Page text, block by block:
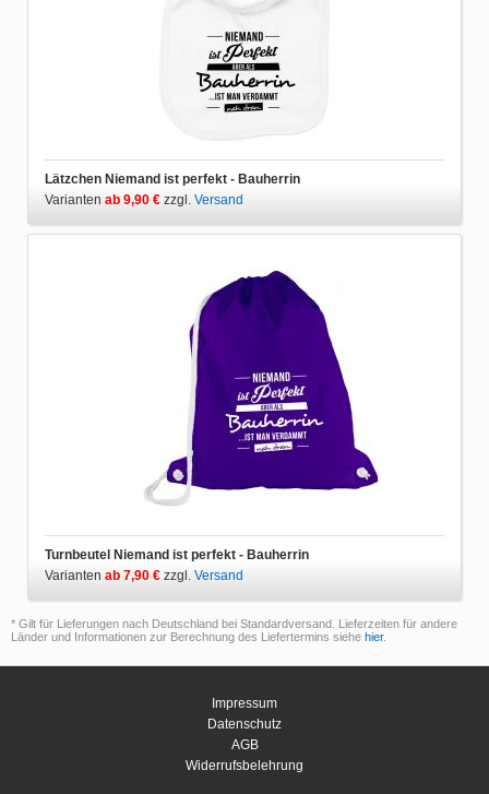
Lätzchen Niemand ist perfekt - Bauherrin
Varianten ab 9,90 € zzgl. Versand
Turnbeutel Niemand ist perfekt - Bauherrin
Varianten ab 7,90 € zzgl. Versand
* Gilt für Lieferungen nach Deutschland bei Standardversand. Lieferzeiten für andere
Länder und Informationen zur Berechnung des Liefertermins siehe hier.
Impressum
Datenschutz
AGB
Widerrufsbelehrung